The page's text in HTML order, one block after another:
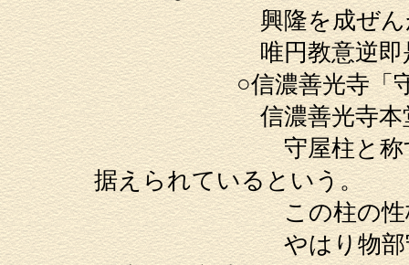
興隆を成ぜんが為
唯円教意逆即是順
○信濃善光寺「守
信濃善光寺本
守屋柱と称する角柱
据えられているという。
この柱の性格につ
やはり物部守屋の鎮